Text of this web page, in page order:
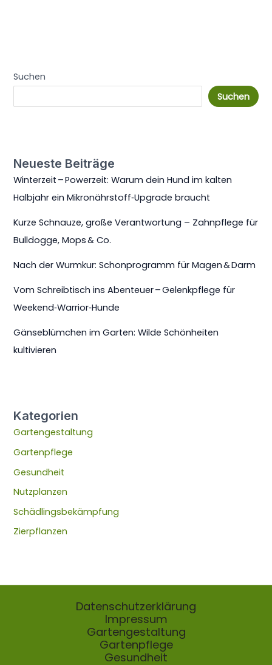
Suchen
Suchen
Neueste Beiträge
Winterzeit – Powerzeit: Warum dein Hund im kalten
Halbjahr ein Mikronährstoff‑Upgrade braucht
Kurze Schnauze, große Verantwortung – Zahnpflege für
Bulldogge, Mops & Co.
Nach der Wurmkur: Schonprogramm für Magen & Darm
Vom Schreibtisch ins Abenteuer – Gelenkpflege für
Weekend‑Warrior‑Hunde
Gänseblümchen im Garten: Wilde Schönheiten
kultivieren
Kategorien
Gartengestaltung
Gartenpflege
Gesundheit
Nutzplanzen
Schädlingsbekämpfung
Zierpflanzen
Datenschutzerklärung
Impressum
Gartengestaltung
Gartenpflege
Gesundheit